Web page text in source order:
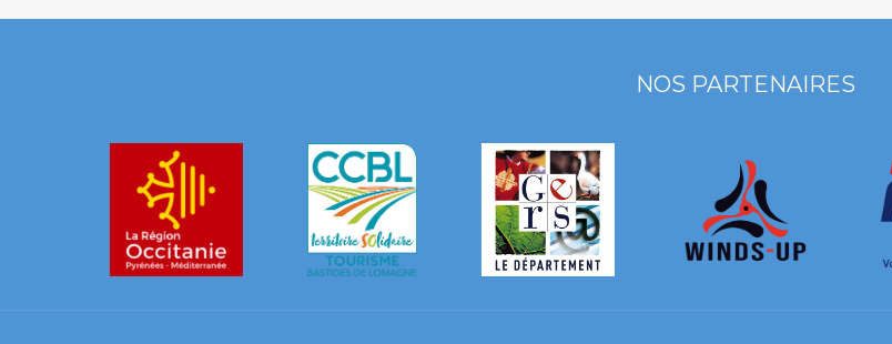
NOS PARTENAIRES